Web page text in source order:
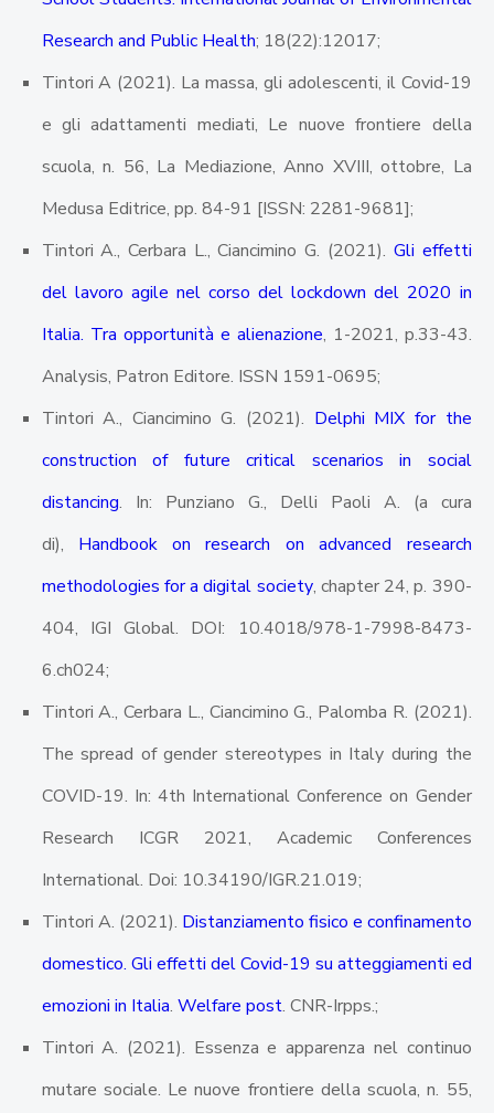
Research and Public Health; 18(22):12017;
Tintori A (2021). La massa, gli adolescenti, il Covid-19
e gli adattamenti mediati, Le nuove frontiere della
scuola, n. 56, La Mediazione, Anno XVIII, ottobre, La
Medusa Editrice, pp. 84-91 [ISSN: 2281-9681];
Tintori A., Cerbara L., Ciancimino G. (2021). Gli effetti
del lavoro agile nel corso del lockdown del 2020 in
Italia. Tra opportunità e alienazione, 1-2021, p.33-43.
Analysis, Patron Editore. ISSN 1591-0695;
Tintori A., Ciancimino G. (2021). Delphi MIX for the
construction of future critical scenarios in social
distancing. In: Punziano G., Delli Paoli A. (a cura
di), Handbook on research on advanced research
methodologies for a digital society, chapter 24, p. 390-
404, IGI Global. DOI: 10.4018/978-1-7998-8473-
6.ch024;
Tintori A., Cerbara L., Ciancimino G., Palomba R. (2021).
The spread of gender stereotypes in Italy during the
COVID-19. In: 4th International Conference on Gender
Research ICGR 2021, Academic Conferences
International. Doi: 10.34190/IGR.21.019;
Tintori A. (2021). Distanziamento fisico e confinamento
domestico. Gli effetti del Covid-19 su atteggiamenti ed
emozioni in Italia. Welfare post. CNR-Irpps.;
Tintori A. (2021). Essenza e apparenza nel continuo
mutare sociale. Le nuove frontiere della scuola, n. 55,